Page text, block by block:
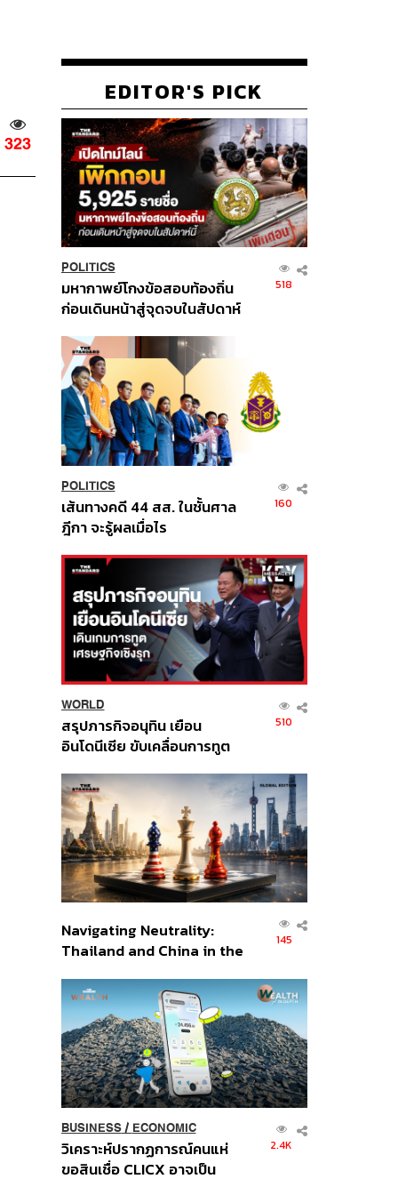
323
EDITOR'S PICK
POLITICS
มหากาพย์โกงข้อสอบท้องถิ่น
ก่อนเดินหน้าสู่จุดจบในสัปดาห์
518
POLITICS
เส้นทางคดี 44 สส. ในชั้นศาล
ฎีกา จะรู้ผลเมื่อไร
160
WORLD
สรุปภารกิจอนุทิน เยือน
อินโดนีเซีย ขับเคลื่อนการทูต
ส่วนยุทธศาสตร์ไทย –
อินโดนีเซีย
510
Navigating Neutrality:
Thailand and China in the
Order
145
BUSINESS/ ECONOMIC
วิเคราะห์ปรากฏการณ์คนแห่
ขอสินเชื่อ CLICX อาจเป็น
2.4K